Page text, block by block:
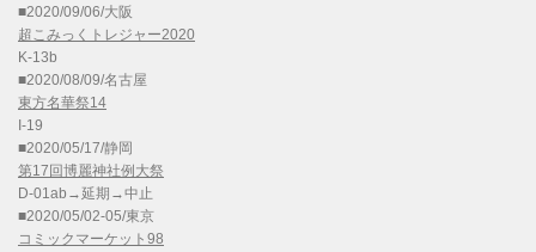
■2020/09/06/大阪
超こみっくトレジャー2020
K-13b
■2020/08/09/名古屋
東方名華祭14
I-19
■2020/05/17/静岡
第17回博麗神社例大祭
D-01ab→延期→中止
■2020/05/02-05/東京
コミックマーケット98